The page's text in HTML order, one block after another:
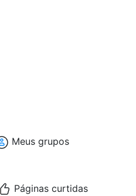
Meus grupos
Páginas curtidas